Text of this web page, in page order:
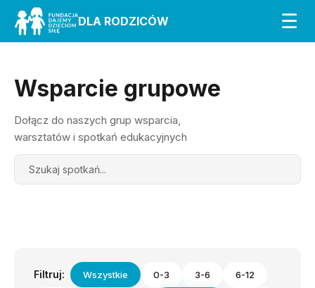
DLA RODZICÓW ☰
Wsparcie grupowe
Dołącz do naszych grup wsparcia,
warsztatów i spotkań edukacyjnych
Search
Filtruj: Wszystkie 0-3 3-6 6-12